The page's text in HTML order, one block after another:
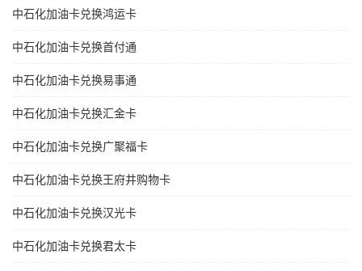
中石化加油卡兑换鸿运卡
中石化加油卡兑换首付通
中石化加油卡兑换易事通
中石化加油卡兑换汇金卡
中石化加油卡兑换广聚福卡
中石化加油卡兑换王府井购物卡
中石化加油卡兑换汉光卡
中石化加油卡兑换君太卡